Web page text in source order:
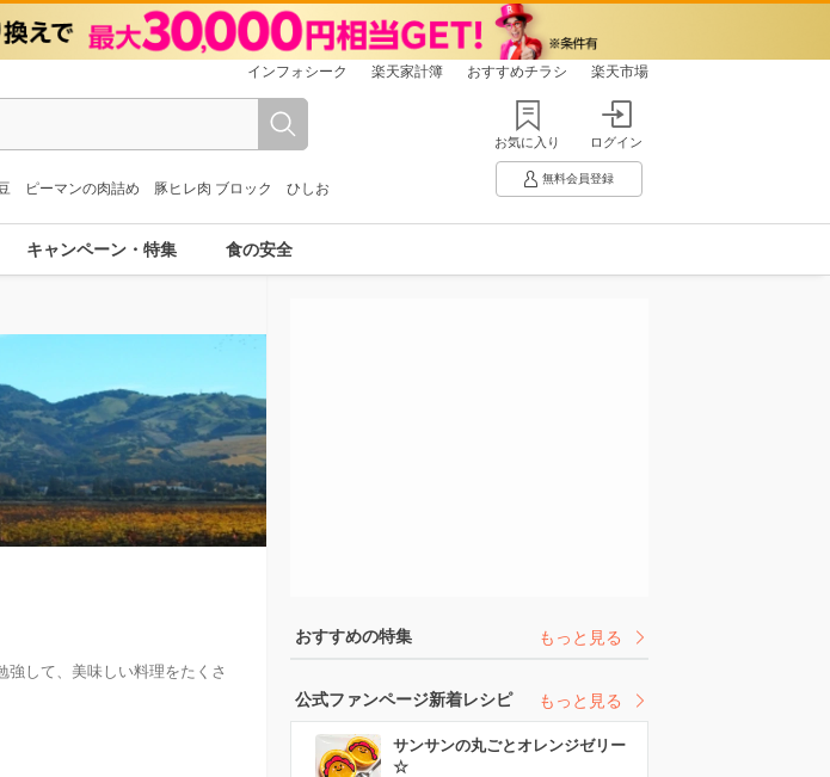
インフォシーク 楽天家計簿 おすすめチラシ 楽天市場
ピーマンの肉詰め 豚ヒレ肉 ブロック ひしお
お気に入り ログイン
無料会員登録
キャンペーン・特集 食の安全
して、美味しい料理をたくさ
おすすめの特集 もっと見る
公式ファンページ新着レシピ もっと見る
サンサンの丸ごとオレンジゼリー
☆